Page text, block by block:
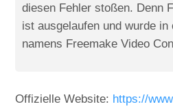
diesen Fehler stoßen. Denn
ist ausgelaufen und wurde in
namens Freemake Video
Offizielle Website: https://